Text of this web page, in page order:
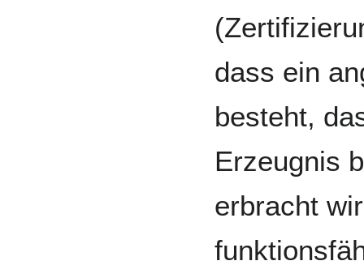
dass ein
besteht,
Erzeugnis
erbracht